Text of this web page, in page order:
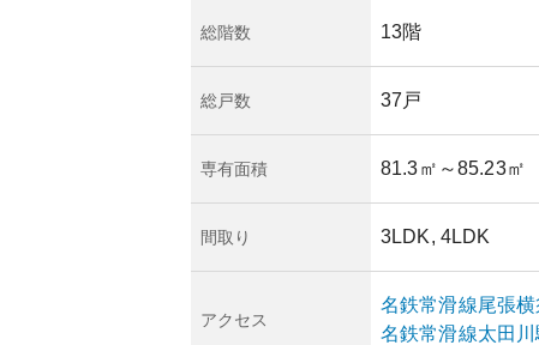
総階数 13階
総戸数 37戸
専有面積 81.3㎡ ～85.23㎡
間取り 3LDK, 4LDK
アクセス
名鉄常滑線尾張
名鉄常滑線太田川